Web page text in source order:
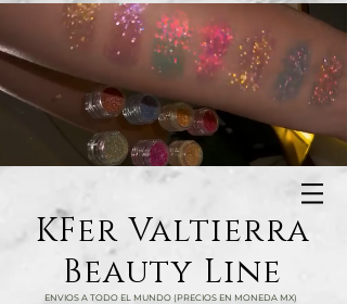
KFer Valtierra
Beauty Line
ENVIOS A TODO EL MUNDO (PRECIOS EN MONEDA MX)